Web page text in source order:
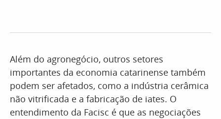
Além do agronegócio, outros setores
importantes da economia catarinense também
podem ser afetados, como a indústria cerâmica
não vitrificada e a fabricação de iates. O
entendimento da Facisc é que as negociações